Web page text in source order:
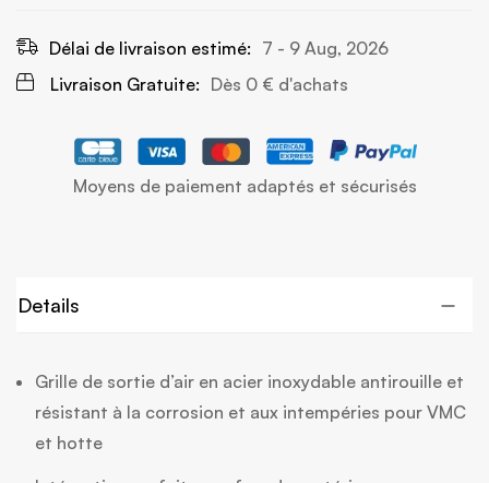
Délai de livraison estimé: 7 - 9 Aug, 2026
Livraison Gratuite: Dès 0 € d'achats
Moyens de paiement adaptés et sécurisés
Details
Grille de sortie d’air en acier inoxydable antirouille et
résistant à la corrosion et aux intempéries pour VMC
et hotte